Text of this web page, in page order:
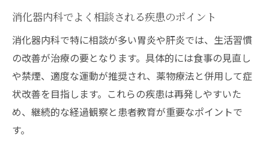
消化器内科でよく相談される疾患のポイント
消化器内科で特に相談が多い胃炎や肝炎では、生活習慣
の改善が治療の要となります。具体的には食事の見直し
や禁煙、適度な運動が推奨され、薬物療法と併用して症
状改善を目指します。これらの疾患は再発しやすいた
め、継続的な経過観察と患者教育が重要なポイントで
す。